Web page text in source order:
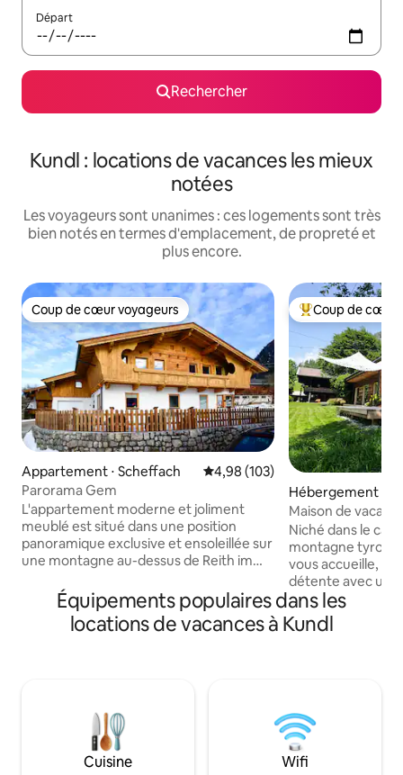
Départ
Rechercher
Kundl : locations de vacances les mieux
notées
Les voyageurs sont unanimes : ces logements sont très
bien notés en termes d'emplacement, de propreté et
plus encore.
Coup de cœur voyageurs
Coup de cœur voyageurs
Appartement ⋅ Scheffach Évaluation moyenne sur la
4,98 (103)
Parorama Gem
L'appartement moderne et joliment
meublé est situé dans une position
panoramique exclusive et ensoleillée sur
une montagne au-dessus de Reith im
Vue imprenable sur les vallées
d'Alpbachtal et d'Inntal * C'est un point
de départ idéal pour des vacances de
superposé, ainsi que de deux chambres
moderne et l'appartement dispose de
deux toilettes.
Coups de cœur
Coup de cœur
Hébergement ⋅
htal
Maison de
Niché dans le
montagne
vous accueille,
détente avec
clair, de grandes
simplicité
salon ouvert,
randonnée
maison, les
personnes en
familles
Équipements populaires dans les
locations de vacances à Kundl
Cuisine Wifi